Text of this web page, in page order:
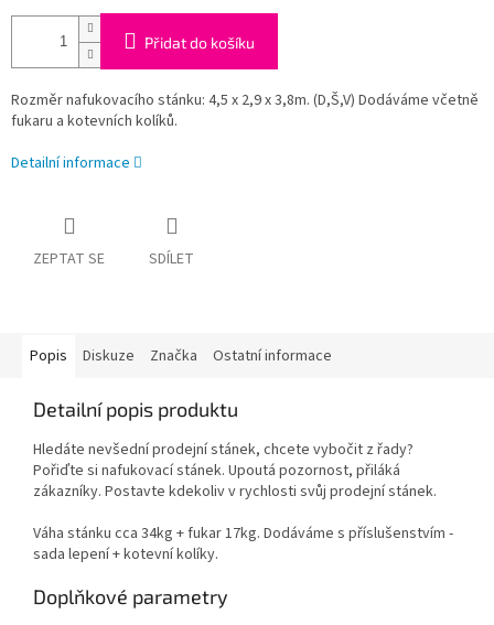
Přidat do košíku
Rozměr nafukovacího stánku: 4,5 x 2,9 x 3,8m. (D,Š,V) Dodáváme včetně
fukaru a kotevních kolíků.
Detailní informace
ZEPTAT SE SDÍLET
Popis Diskuze Značka Ostatní informace
Detailní popis produktu
Hledáte nevšední prodejní stánek, chcete vybočit z řady?
Pořiďte si nafukovací stánek. Upoutá pozornost, přiláká
zákazníky. Postavte kdekoliv v rychlosti svůj prodejní stánek.
Váha stánku cca 34kg + fukar 17kg. Dodáváme s příslušenstvím -
sada lepení + kotevní kolíky.
Doplňkové parametry